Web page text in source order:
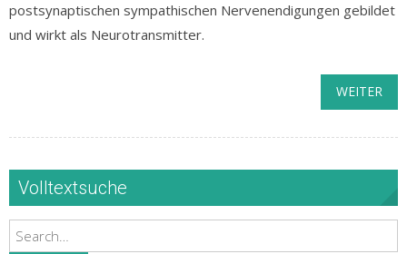
postsynaptischen sympathischen Nervenendigungen gebildet
und wirkt als Neurotransmitter.
WEITER
Volltextsuche
Search